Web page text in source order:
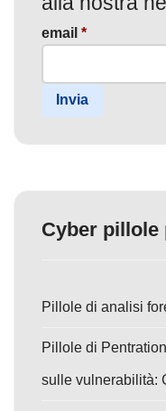
email *
Invia
Cyber pillole
Pillole di analisi
Pillole di
sulle vulnerabilità: